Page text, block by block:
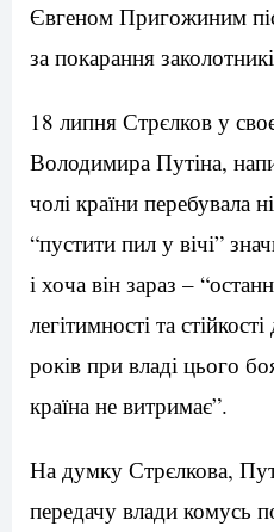
Євгеном Пригожиним
за покарання
18 липня Стрєлков у
Володимира Путіна,
чолі країни перебувала
“пустити пил у вічі”
і хоча він зараз –
легітимності та
років при владі цього
країна не витримає”.
На думку Стрєлкова,
передачу влади комусь